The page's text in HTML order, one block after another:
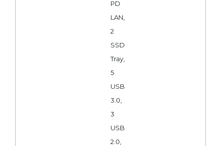
PD
LAN,
2
SSD
Tray,
5
USB
3.0,
3
USB
2.0,